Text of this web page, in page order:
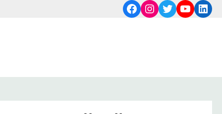
Facebook
Instagram
Twitter